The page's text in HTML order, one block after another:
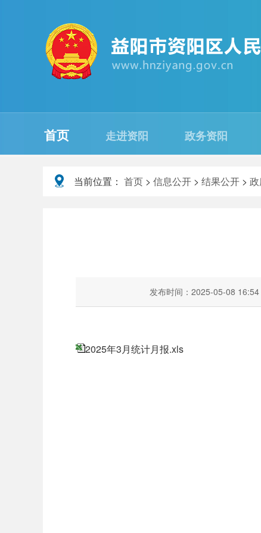
首页 走进资阳 政务资阳
当前位置： 首页 > 信息公开 > 结果公开 >
发布时间：2025-05-08 16:54
2025年3月统计月报.xls